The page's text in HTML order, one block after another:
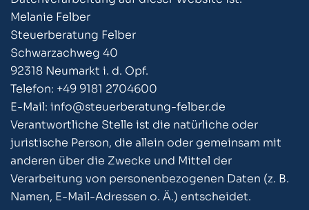
Melanie Felber
Steuerberatung Felber
Schwarzachweg 40
92318 Neumarkt i. d. Opf.
Telefon: +49 9181 2704600
E-Mail: info@steuerberatung-felber.de
Verantwortliche Stelle ist die natürliche oder
juristische Person, die allein oder gemeinsam mit
anderen über die Zwecke und Mittel der
Verarbeitung von personenbezogenen Daten (z. B.
Namen, E-Mail-Adressen o. Ä.) entscheidet.